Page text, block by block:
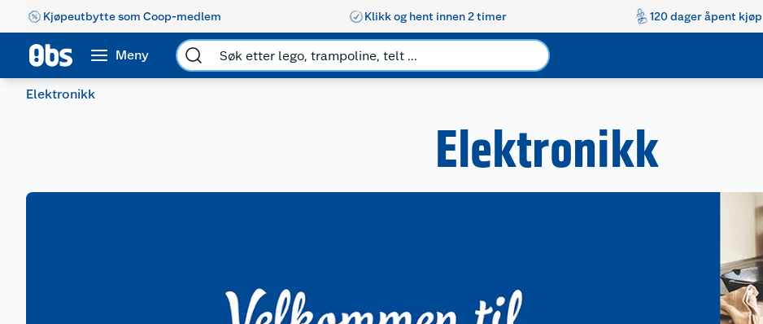
Kjøpeutbytte som Coop-medlem Klikk og hent innen 2 timer 120 dager åpent kjøp
Meny
Elektronikk
Elektronikk